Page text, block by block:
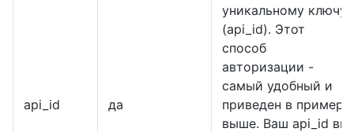
api_id да
уникальному ключу
(api_id). Этот
способ
авторизации -
самый удобный и
приведен в примере
выше. Ваш api_id вы